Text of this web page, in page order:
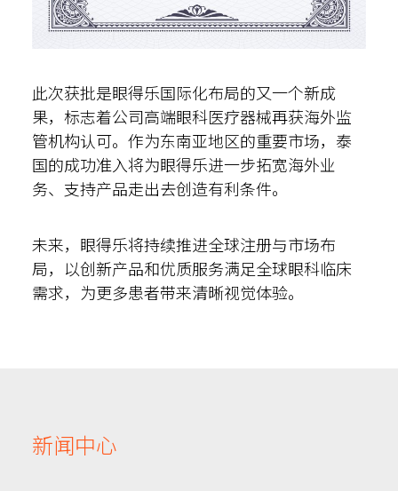
此次获批是眼得乐国际化布局的又一个新成
果，标志着公司高端眼科医疗器械再获海外监
管机构认可。作为东南亚地区的重要市场，泰
国的成功准入将为眼得乐进一步拓宽海外业
务、支持产品走出去创造有利条件。
未来，眼得乐将持续推进全球注册与市场布
局，以创新产品和优质服务满足全球眼科临床
需求，为更多患者带来清晰视觉体验。
新闻中心